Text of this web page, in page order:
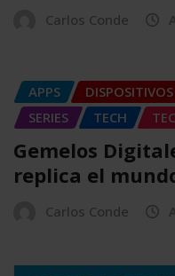
Carlos Conde
APPS DISPOSITIVOS
SERIES
TECH
Gemelos
replica el
Carlos Conde